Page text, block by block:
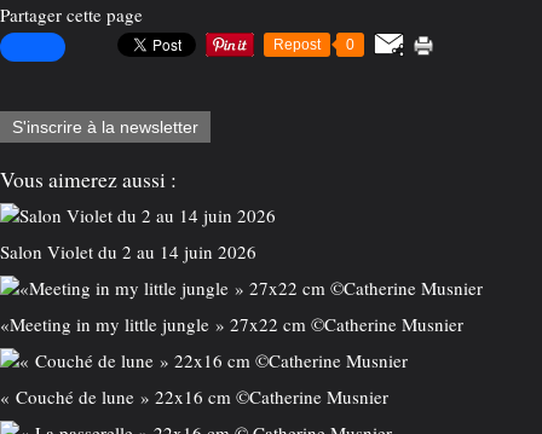
Partager cette page
Repost 0
S'inscrire à la newsletter
Vous aimerez aussi :
Salon Violet du 2 au 14 juin 2026
«Meeting in my little jungle » 27x22 cm ©️Catherine Musnier
« Couché de lune » 22x16 cm ©️Catherine Musnier